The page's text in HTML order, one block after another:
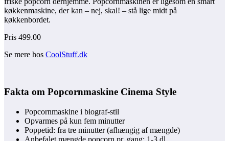
køkkenmaskine, der kan – nej, skal! – stå lige midt på
køkkenbordet.
Pris 499.00
Se mere hos CoolStuff.dk
Fakta om Popcornmaskine Cinema Style
Popcornmaskine i biograf-stil
Opvarmes på kun fem minutter
Poppetid: fra tre minutter (afhængig af mængde)
Anbefalet mængde popcorn pr. gang: 1-3 dl.